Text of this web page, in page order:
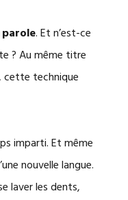
. Et n’est-ce
? Au même titre
cette technique
imparti. Et même
nouvelle langue.
laver les dents,